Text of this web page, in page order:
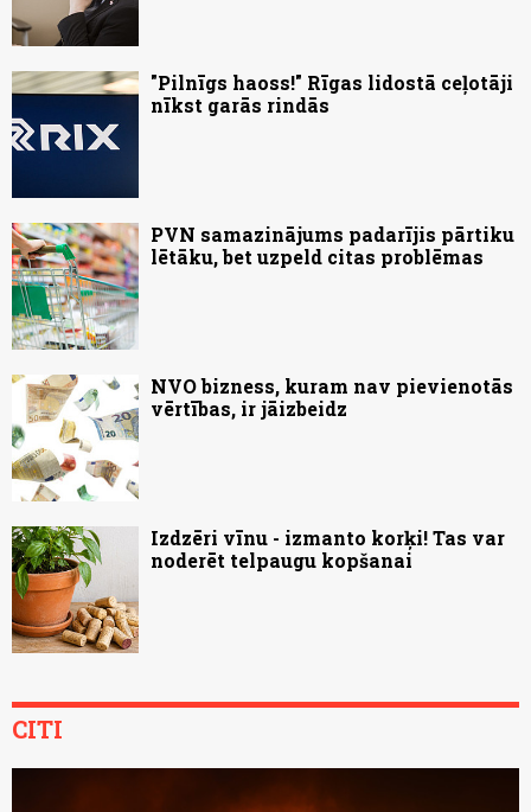
"Pilnīgs haoss!" Rīgas lidostā ceļotāji
nīkst garās rindās
PVN samazinājums padarījis pārtiku
lētāku, bet uzpeld citas problēmas
NVO bizness, kuram nav pievienotās
vērtības, ir jāizbeidz
Izdzēri vīnu - izmanto korķi! Tas var
noderēt telpaugu kopšanai
CITI